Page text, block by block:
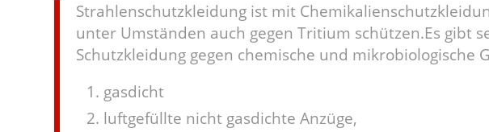
Strahlenschutzkleidung ist mit
unter Umständen auch gegen Tritium schützen.Es gibt
Schutzkleidung gegen chemische und mikrobiologische
gasdicht
luftgefüllte nicht gasdichte Anzüge,